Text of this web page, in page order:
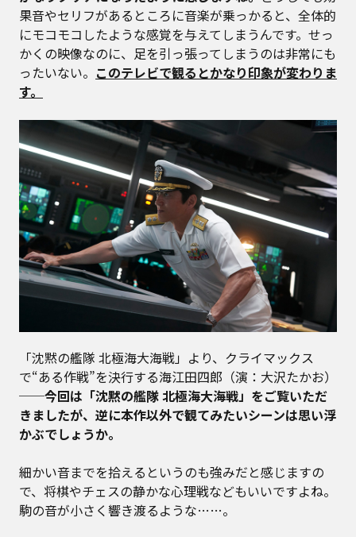
果音やセリフがあるところに音楽が乗っかると、全体的
にモコモコしたような感覚を与えてしまうんです。せっ
かくの映像なのに、足を引っ張ってしまうのは非常にも
ったいない。 このテレビで観るとかなり印象が変わりま
す。
「沈黙の艦隊 北極海大海戦」より、クライマックス
で“ある作戦”を決行する海江田四郎（演：大沢たかお）
──今回は「沈黙の艦隊 北極海大海戦」をご覧いただ
きましたが、逆に本作以外で観てみたいシーンは思い浮
かぶでしょうか。
細かい音までを拾えるというのも強みだと感じますの
で、将棋やチェスの静かな心理戦などもいいですよね。
駒の音が小さく響き渡るような……。